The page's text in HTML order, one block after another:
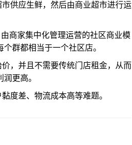
供应生鲜，然后由商业超市进行运
商家集中化管理运营的社区商业模
群都相当于一个社区店。
，并且不需要传统门店租金，从而
更高。
度差、物流成本高等难题。